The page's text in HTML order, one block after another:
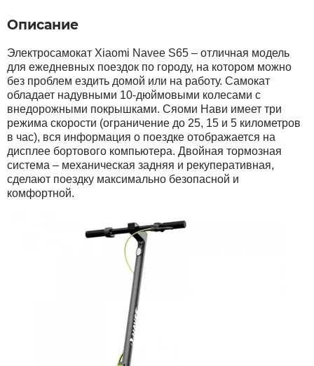
Описание
Электросамокат Xiaomi Navee S65 – отличная модель
для ежедневных поездок по городу, на котором можно
без проблем ездить домой или на работу. Самокат
обладает надувными 10-дюймовыми колесами с
внедорожными покрышками. Сяоми Нави имеет три
режима скорости (ограничение до 25, 15 и 5 километров
в час), вся информация о поездке отображается на
дисплее бортового компьютера. Двойная тормозная
система – механическая задняя и рекуперативная,
сделают поездку максимально безопасной и
комфортной.